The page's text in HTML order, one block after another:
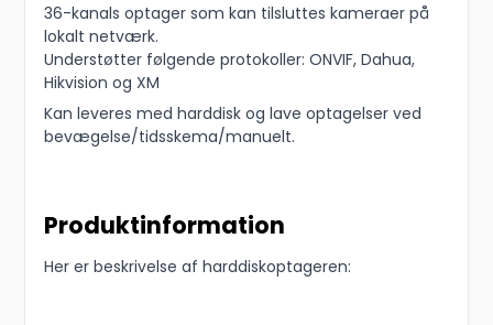
36-kanals optager som kan tilsluttes kameraer på
lokalt netværk.
Understøtter følgende protokoller: ONVIF, Dahua,
Hikvision og XM
Kan leveres med harddisk og lave optagelser ved
bevægelse/tidsskema/manuelt.
Produktinformation
Her er beskrivelse af harddiskoptageren: